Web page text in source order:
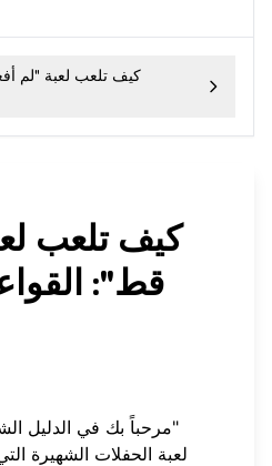
كيف تلعب لعبة "لم
كيف تلعب
قط":
مرحباً بك في الدليل